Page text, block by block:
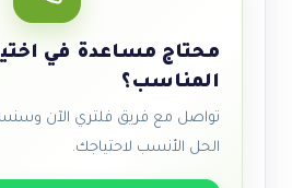
محتاج مساعدة في
المناسب؟
تواصل مع فريق فلتري الآن
الحل الأنسب لاحتياجك.